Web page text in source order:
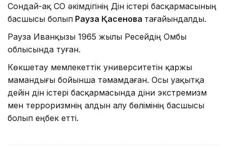
Сондай-ақ СҚО әкімдігінің Дін істері басқармасының
басшысы болып Рауза Қасенова тағайындалды.
Рауза Иванқызы 1965 жылы Ресейдің Омбы
облысында туған.
Көкшетау мемлекеттік университетін қаржы
мамандығы бойынша тәмамдаған. Осы уақытқа
дейін дін істері басқармасында діни экстремизм
мен терроризмнің алдын алу бөлімінің басшысы
болып еңбек етті.